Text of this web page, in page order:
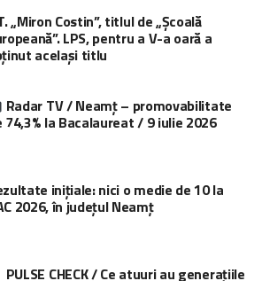
„Miron Costin”, titlul de „Școală
LPS, pentru a V-a oară a
același titlu
Radar TV / Neamț – promovabilitate
74,3% la Bacalaureat / 9 iulie 2026
inițiale: nici o medie de 10 la
2026, în județul Neamț
PULSE CHECK / Ce atuuri au generațiile